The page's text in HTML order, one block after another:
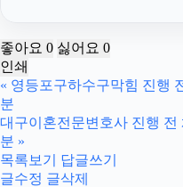
좋아요 0 싫어요 0
인쇄
« 영등포구하수구막힘 진행
분
대구이혼전문변호사 진행 전
분 »
목록보기
답글쓰기
글수정 글삭제